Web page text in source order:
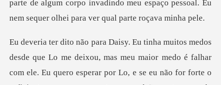
se eu não for forte o